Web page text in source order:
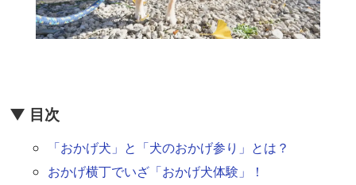
▼ 目次
「おかげ犬」と「犬のおかげ参り」とは？
おかげ横丁でいざ「おかげ犬体験」！